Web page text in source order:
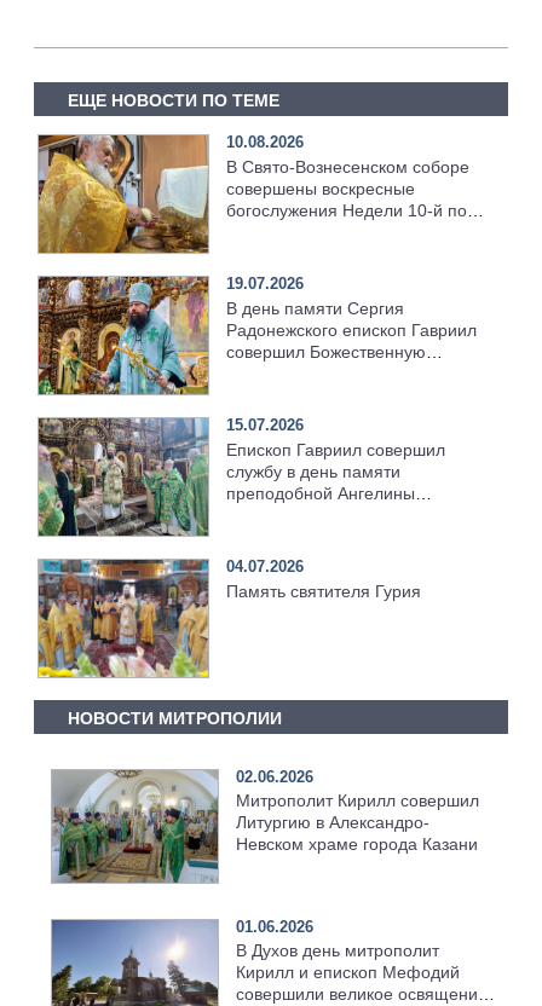
ЕЩЕ НОВОСТИ ПО ТЕМЕ
10.08.2026
В Свято‑Вознесенском соборе
совершены воскресные
богослужения Недели 10‑й по
19.07.2026
В день памяти Сергия
Радонежского епископ Гавриил
совершил Божественную
15.07.2026
Епископ Гавриил совершил
службу в день памяти
преподобной Ангелины
04.07.2026
Память святителя Гурия
НОВОСТИ МИТРОПОЛИИ
02.06.2026
Митрополит Кирилл совершил
Литургию в Александро-
Невском храме города Казани
01.06.2026
В Духов день митрополит
Кирилл и епископ Мефодий
совершили великое освящение